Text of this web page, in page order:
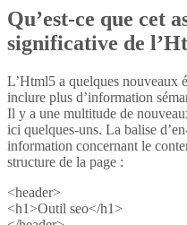
Qu’est-ce que cet
significative de
L’Html5 a quelques nouveaux
inclure plus d’information
Il y a une multitude de
ici quelques-uns. La balise
information concernant le
structure de la page :
<header>
<h1>Outil seo</h1>